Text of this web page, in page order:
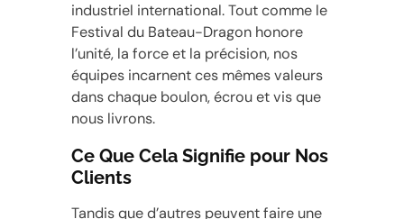
industriel international. Tout comme le
Festival du Bateau-Dragon honore
l’unité, la force et la précision, nos
équipes incarnent ces mêmes valeurs
dans chaque boulon, écrou et vis que
nous livrons.
Ce Que Cela Signifie pour Nos
Clients
Tandis que d’autres peuvent faire une